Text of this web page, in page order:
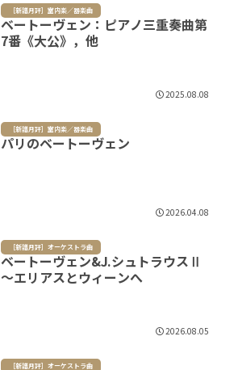
［新譜月評］室内楽／器楽曲
ベートーヴェン：ピアノ三重奏曲第
7番《大公》，他
2025.08.08
［新譜月評］室内楽／器楽曲
パリのベートーヴェン
2026.04.08
［新譜月評］オーケストラ曲
ベートーヴェン&J.シュトラウスⅡ
～エリアスとウィーンへ
2026.08.05
［新譜月評］オーケストラ曲